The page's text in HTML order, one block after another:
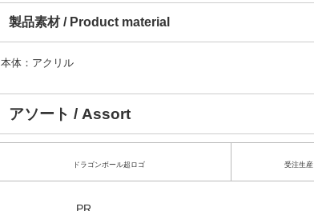
製品素材 / Product material
本体：アクリル
アソート / Assort
ドラゴンボール超ロゴ 受注生産